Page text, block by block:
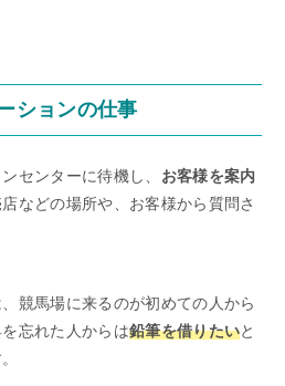
ションの仕事
センターに待機し、 お客様を案内
などの場所や、お客様から質問さ
競馬場に来るのが初めての人から
を忘れた人からは鉛筆を借りたいと